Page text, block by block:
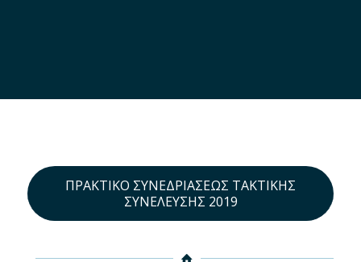
ΠΡΑΚΤΙΚΌ ΣΥΝΕΔΡΙΆΣΕΩΣ ΤΑΚΤΙΚΉΣ
ΣΥΝΈΛΕΥΣΗΣ 2019